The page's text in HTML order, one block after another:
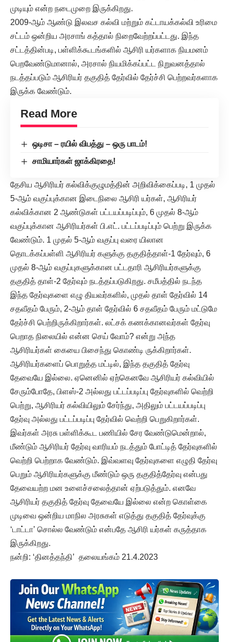
முடியும் என்ற நடைமுறை இருக்கிறது.
2009-ஆம் ஆண்டு இலவச கல்வி மற்றும் கட்டாயக்கல்வி உரிமை
சட்டம் ஒன்றிய அரசாங் கத்தால் நிறைவேற்றப்பட்டது. இந்த
சட்டத்தின்படி, பள்ளிக்கூடங்களில் ஆசிரி யர்களாக நியமனம்
பெறவேண்டுமானால், அரசால் நியமிக்கப்பட்ட நிறுவனத்தால்
நடத்தப்படும் ஆசிரியர் தகுதித் தேர்வில் தேர்ச்சி பெற்றவர்களாக
இருக்க வேண்டும்.
Read More
ஒடிசா – ரயில் விபத்து – ஒரு பாடம்!
சாமியார்கள் ஜாக்கிரதை!
தேசிய ஆசிரியர் கல்விக்குழுமத்தின் அறிவிக்கைப்படி, 1 முதல்
5-ஆம் வகுப்புக்கான இடைநிலை ஆசிரி யர்கள், ஆசிரியர்
கல்விக்கான 2 ஆண்டுகள் பட்டயப்படிப்பும், 6 முதல் 8-ஆம்
வகுப்புக்கான ஆசிரியர்கள் பி.எட். பட்டப்படிப்பும் பெற்று இருக்க
வேண்டும். 1 முதல் 5-ஆம் வகுப்பு வரை யிலான
தொடக்கப்பள்ளி ஆசிரியர் களுக்கு தகுதித்தாள்-1 தேர்வும், 6
முதல் 8-ஆம் வகுப்புகளுக்கான பட்டதாரி ஆசிரியர்களுக்கு
தகுதித் தாள்-2 தேர்வும் நடத்தப்படுகிறது. சமீபத்தில் நடந்த
இந்த தேர்வுகளை எழு தியவர்களில், முதல் தாள் தேர்வில் 14
சதவீதம் பேரும், 2-ஆம் தாள் தேர்வில் 6 சதவீதம் பேரும் மட்டுமே
தேர்ச்சி பெற்றிருக்கிறார்கள். லட்சக் கணக்கானவர்கள் தேர்வு
பெறாத நிலையில் என்ன செய் வோம்? என்று அந்த
ஆசிரியர்கள் கையை பிசைந்து கொண்டி ருக்கிறார்கள்.
ஆசிரியர்களைப் பொறுத்த மட்டில், இந்த தகுதித் தேர்வு
தேவையே இல்லை. ஏனெனில் ஏற்கெனவே ஆசிரியர் கல்வியில்
சேரும்போதே, பிளஸ்-2 அல்லது பட்டப்படிப்பு தேர்வுகளில் வெற்றி
பெற்று, ஆசிரியர் கல்வியிலும் சேர்ந்து, அதிலும் பட்டயப்படிப்பு
தேர்வு அல்லது பட்டப்படிப்பு தேர்வில் வெற்றி பெறுகிறார்கள்.
இவர்கள் அரசு பள்ளிக்கூட பணியில் சேர வேண்டுமென்றால்,
மீண்டும் ஆசிரியர் தேர்வு வாரியம் நடத்தும் போட்டித் தேர்வுகளில்
வெற்றி பெற்றாக வேண்டும். இவ்வளவு தேர்வுகளை எழுதி தேர்வு
பெறும் ஆசிரியர்களுக்கு மீண்டும் ஒரு தகுதித்தேர்வு என்பது
தேவையற்ற மன உளைச்சலைத்தான் ஏற்படுத்தும். எனவே
ஆசிரியர் தகுதித் தேர்வு தேவையே இல்லை என்ற கொள்கை
முடிவை ஒன்றிய மாநில அரசுகள் எடுத்து தகுதித் தேர்வுக்கு
‘டாட்டா’ சொல்ல வேண்டும் என்பதே ஆசிரி யர்கள் கருத்தாக
இருக்கிறது.
நன்றி: ‘தினத்தந்தி’ தலையங்கம் 21.4.2023